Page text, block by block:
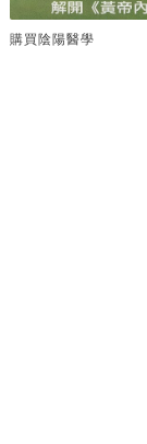
購買陰陽醫學